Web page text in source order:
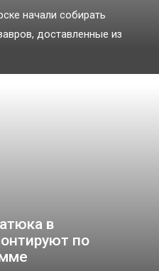
начали собирать
доставленные из
в
по